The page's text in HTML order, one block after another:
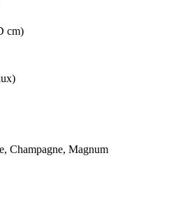
cm)
Champagne, Magnum